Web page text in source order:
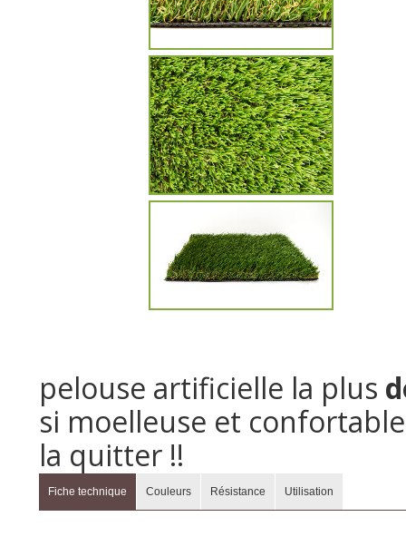
pelouse artificielle la plus
si moelleuse et
la quitter !!
Fiche technique Couleurs Résistance Utilisation